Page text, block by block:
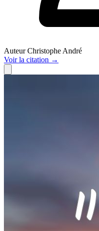
Auteur Christophe André
Voirla citation →